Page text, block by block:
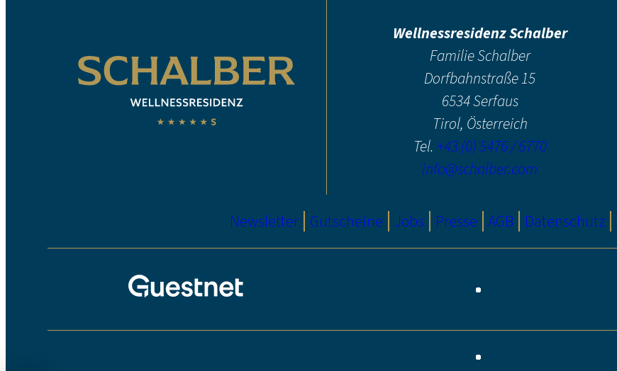
Wellnessresidenz Schalber
Familie Schalber
Dorfbahnstraße 15
6534 Serfaus
Tirol, Österreich
Tel. +43 (0) 5476 / 6770
info@schalber.com
Newsletter Gutscheine Jobs Presse AGB Datenschutz